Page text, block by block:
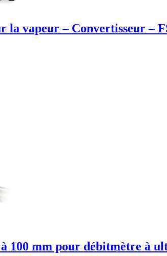
la vapeur – Convertisseur –
100 mm pour débitmètre à